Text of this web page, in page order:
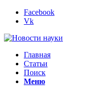
Facebook
Vk
Главная
Статьи
Поиск
Меню